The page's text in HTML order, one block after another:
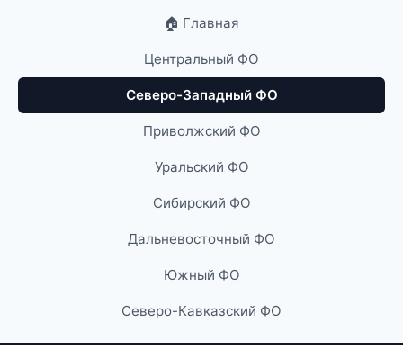
🏠 Главная
Центральный ФО
Северо-Западный ФО
Приволжский ФО
Уральский ФО
Сибирский ФО
Дальневосточный ФО
Южный ФО
Северо-Кавказский ФО